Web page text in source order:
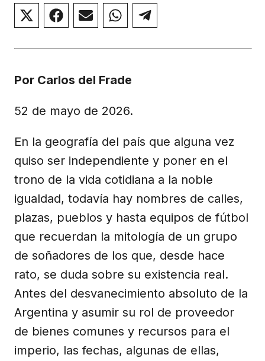
Compartir
en
(Twitter)
Compartir
en
Compartir
en
Compartir
en
Compartir
en
Por Carlos del Frade
52 de mayo de 2026.
En la geografía del país que alguna vez
quiso ser independiente y poner en el
trono de la vida cotidiana a la noble
igualdad, todavía hay nombres de calles,
plazas, pueblos y hasta equipos de fútbol
que recuerdan la mitología de un grupo
de soñadores de los que, desde hace
rato, se duda sobre su existencia real.
Antes del desvanecimiento absoluto de la
Argentina y asumir su rol de proveedor
de bienes comunes y recursos para el
imperio, las fechas, algunas de ellas,